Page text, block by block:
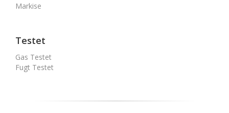
Markise
Testet
Gas Testet
Fugt Testet